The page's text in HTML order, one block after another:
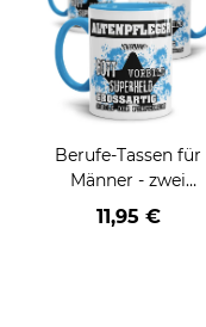
Berufe-Tassen für
Männer - zwei
Farbvarianten
11,95 €